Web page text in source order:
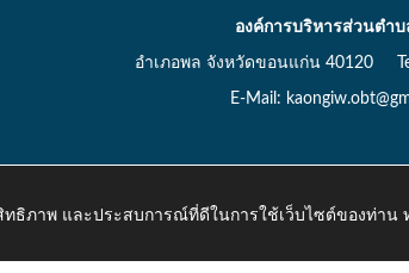
องค์การบริหารส่วนตำบ
อำเภอพล จังหวัดขอนแก่น 40120
E-Mail:
ธิภาพ และประสบการณ์ที่ดีในการใช้เว็บไซต์ของท่าน